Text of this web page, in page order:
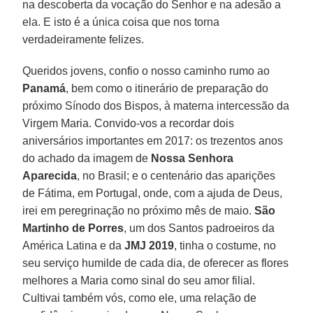
na descoberta da vocação do Senhor e na adesão a
ela. E isto é a única coisa que nos torna
verdadeiramente felizes.
Queridos jovens, confio o nosso caminho rumo ao
Panamá, bem como o itinerário de preparação do
próximo Sínodo dos Bispos, à materna intercessão da
Virgem Maria. Convido-vos a recordar dois
aniversários importantes em 2017: os trezentos anos
do achado da imagem de Nossa Senhora
Aparecida, no Brasil; e o centenário das aparições
de Fátima, em Portugal, onde, com a ajuda de Deus,
irei em peregrinação no próximo mês de maio.São
Martinho de Porres, um dos Santos padroeiros da
América Latina e daJMJ 2019, tinha o costume, no
seu serviço humilde de cada dia, de oferecer as flores
melhores a Maria como sinal do seu amor filial.
Cultivai também vós, como ele, uma relação de